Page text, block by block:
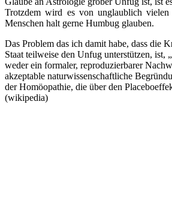
Trotzdem wird es von unglaublich
Menschen halt gerne Humbug glauben.
Das Problem das ich damit habe, dass die
Staat teilweise den Unfug unterstützen, ist,
weder ein formaler, reproduzierbarer
akzeptable naturwissenschaftliche
der Homöopathie, die über den
(wikipedia)